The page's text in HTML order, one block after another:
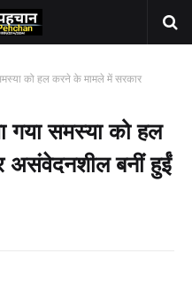
को हल करने के मामले में सरकार
गया समस्या को हल
बनीं हुईं